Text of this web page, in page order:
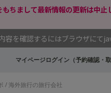
ちまして最新情報の更新は中
を確認するにはブラウザにて
マイページログイン（予約確認・取
/ 海外旅行の旅行会社